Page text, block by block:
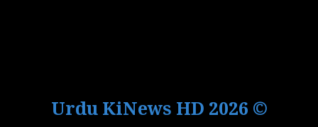
© 2026
Urdu KiNews HD